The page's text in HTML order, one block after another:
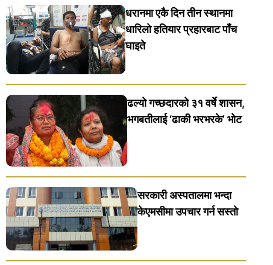
धरानमा एकै दिन तीन स्थानमा
धारिलाे हतियार प्रहारबाट पाँच
घाइते
ढल्यो गच्छदारको ३१ वर्षे शासन,
भगबतीलाई ‘ढाकी भरभरके’ भाेट
सरकारी अस्पतालमा भन्दा
केएमसीमा उपचार गर्न सस्ताे